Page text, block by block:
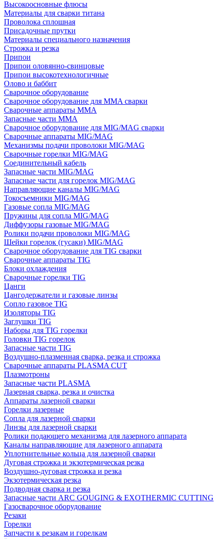
Высокоосновные флюсы
Материалы для сварки титана
Проволока сплошная
Присадочные прутки
Материалы специального назначения
Строжка и резка
Припои
Припои оловянно-свинцовые
Припои высокотехнологичные
Олово и баббит
Сварочное оборудование
Сварочное оборудование для MMA сварки
Сварочные аппараты MMA
Запасные части MMA
Сварочное оборудование для MIG/MAG сварки
Сварочные аппараты MIG/MAG
Механизмы подачи проволоки MIG/MAG
Сварочные горелки MIG/MAG
Соединительный кабель
Запасные части MIG/MAG
Запасные части для горелок MIG/MAG
Направляющие каналы MIG/MAG
Токосъемники MIG/MAG
Газовые сопла MIG/MAG
Пружины для сопла MIG/MAG
Диффузоры газовые MIG/MAG
Ролики подачи проволоки MIG/MAG
Шейки горелок (гусаки) MIG/MAG
Сварочное оборудование для TIG сварки
Сварочные аппараты TIG
Блоки охлаждения
Сварочные горелки TIG
Цанги
Цангодержатели и газовые линзы
Сопло газовое TIG
Изоляторы TIG
Заглушки TIG
Наборы для TIG горелки
Головки TIG горелок
Запасные части TIG
Воздушно-плазменная сварка, резка и строжка
Сварочные аппараты PLASMA CUT
Плазмотроны
Запасные части PLASMA
Лазерная сварка, резка и очистка
Аппараты лазерной сварки
Горелки лазерные
Сопла для лазерной сварки
Линзы для лазерной сварки
Ролики подающего механизма для лазерного аппарата
Каналы направляющие для лазерного аппарата
Уплотнительные кольца для лазерной сварки
Дуговая строжка и экзотермическая резка
Воздушно-дуговая строжка и резка
Экзотермическая резка
Подводная сварка и резка
Запасные части ARC GOUGING & EXOTHERMIC CUTTING
Газосварочное оборудование
Резаки
Горелки
Запчасти к резакам и горелкам